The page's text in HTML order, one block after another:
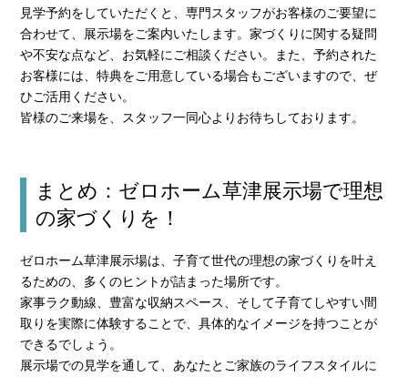
見学予約をしていただくと、専門スタッフがお客様のご要望に
合わせて、展示場をご案内いたします。家づくりに関する疑問
や不安な点など、お気軽にご相談ください。また、予約された
お客様には、特典をご用意している場合もございますので、ぜ
ひご活用ください。
皆様のご来場を、スタッフ一同心よりお待ちしております。
まとめ：ゼロホーム草津展示場で理想
の家づくりを！
ゼロホーム草津展示場は、子育て世代の理想の家づくりを叶え
るための、多くのヒントが詰まった場所です。
家事ラク動線、豊富な収納スペース、そして子育てしやすい間
取りを実際に体験することで、具体的なイメージを持つことが
できるでしょう。
展示場での見学を通して、あなたとご家族のライフスタイルに